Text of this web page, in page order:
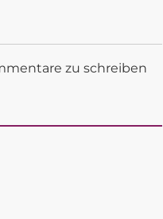
zu schreiben